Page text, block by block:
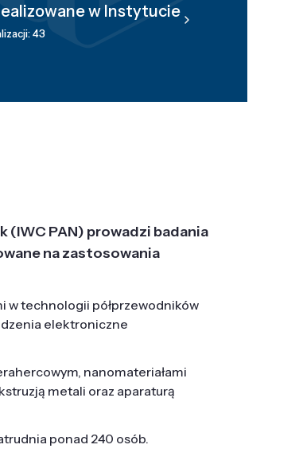
w Instytucie
43
PAN) prowadzi badania
na zastosowania
w technologii półprzewodników
elektroniczne
nanomateriałami
metali oraz aparaturą
ponad 240 osób.